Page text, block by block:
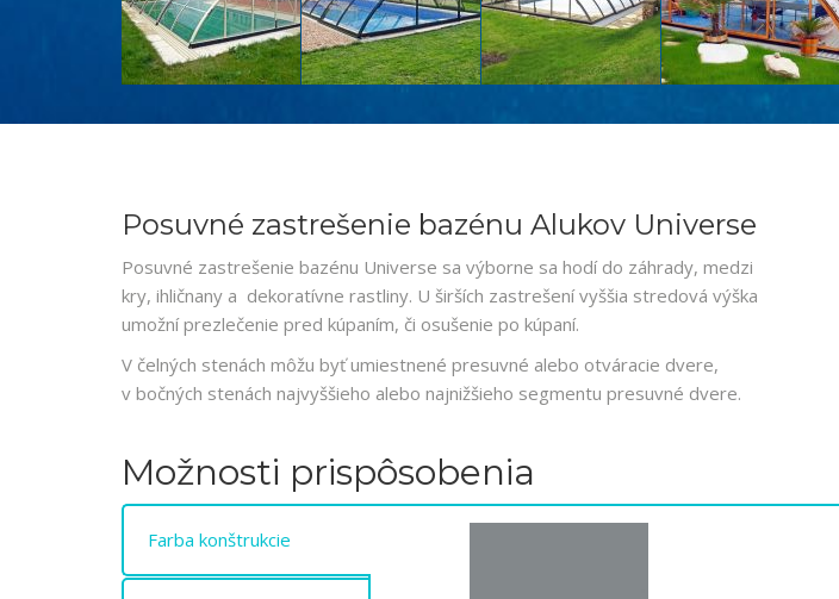
Posuvné zastrešenie bazénu Alukov Universe
Posuvné zastrešenie bazénu Universe sa výborne sa hodí do záhrady, medzi
kry, ihličnany a dekoratívne rastliny. U širších zastrešení vyššia stredová výška
umožní prezlečenie pred kúpaním, či osušenie po kúpaní.
V čelných stenách môžu byť umiestnené presuvné alebo otváracie dvere,
v bočných stenách najvyššieho alebo najnižšieho segmentu presuvné dvere.
Možnosti prispôsobenia
Farba konštrukcie